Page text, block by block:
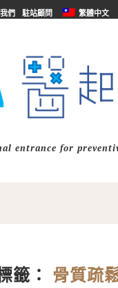
們 駐站顧問 繁體中文
entrance for
籤： 骨質疏